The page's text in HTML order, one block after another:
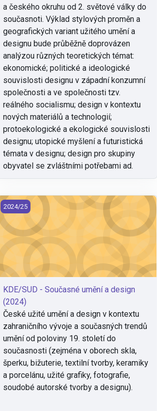
a českého okruhu od 2. světové války do
současnoti. Výklad stylových proměn a
geografických variant užitého umění a
designu bude průběžně doprovázen
analýzou různých teoretických témat:
ekonomické; politické a ideologické
souvislosti designu v západní konzumní
společnosti a ve společnosti tzv.
reálného socialismu; design v kontextu
nových materiálů a technologií;
protoekologické a ekologické souvislosti
designu; utopické myšlení a futuristická
témata v designu; design pro skupiny
obyvatel se zvláštními potřebami ad.
KDE/SUD - Současné umění a design (2024)
2024/25
KDE/SUD - Současné umění a design
(2024)
České užité umění a design v kontextu
zahraničního vývoje a současných trendů
umění od poloviny 19. století do
současnosti (zejména v oborech skla,
šperku, bižuterie, textilní tvorby, keramiky
a porcelánu, užité grafiky, fotografie,
soudobé autorské tvorby a designu).